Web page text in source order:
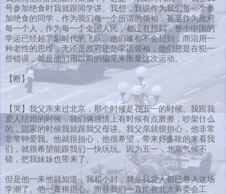
号参加绝食时我就跟同学讲。我想，我说作为我们每一个参
加绝食的同学，作为我们每一个所谓的领袖，甚至作为政府
每一个人，作为每一个全国人民，都没有想到，整个中国的
学运已经起了划时代的飞跃。他们谁都不会想到，而沿用一
种老性的思维，无论是政府还是学运领袖，他们总是在犯一
些错误，就是他们用以前的偏见来衡量这次运动。
【断】
【哭】我父亲来过北京，那个时候是在五一的时候。我跟我
爱人结婚的时候，我们俩感情上有时候有点磨擦，吵架什么
的，回家的时候我就跟我父母讲。我父亲就很担心，他非常
非常钟爱我。他就很担心，他很希望，带来好多吃的来看我
们，就很希望能跟我们一快玩玩。因为五一，北京气候不
错，把我妹妹也带来了。
但是他一来他就知道，我和小封，就是我爱人都已卷入这场
学潮了。他一直很担心。而且我们一直忙在北大筹委会工